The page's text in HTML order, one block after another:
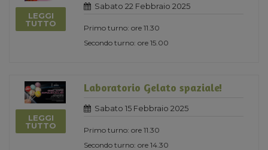
LEGGI
TUTTO
Sabato 22 Febbraio 2025
Primo turno: ore 11.30
Secondo turno: ore 15.00
LEGGI
TUTTO
Laboratorio Gelato spaziale!
Sabato 15 Febbraio 2025
Primo turno: ore 11.30
Secondo turno: ore 14.30